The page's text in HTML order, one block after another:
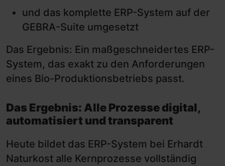
und das komplette ERP-System auf der
GEBRA-Suite umgesetzt
Das Ergebnis: Ein maßgeschneidertes ERP-
System, das exakt zu den Anforderungen
eines Bio-Produktionsbetriebs passt.
Das Ergebnis: Alle Prozesse digital,
automatisiert und transparent
Heute bildet das ERP-System bei Erhardt
Naturkost alle Kernprozesse vollständig